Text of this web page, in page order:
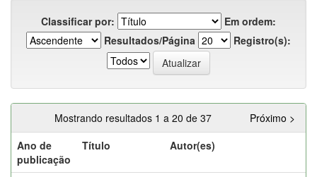
Classificar por:
Em ordem:
Resultados/Página
Registro(s):
Mostrando resultados 1 a 20 de 37
Próximo >
Ano de
publicação
Título Autor(es)